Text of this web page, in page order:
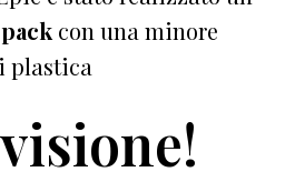
con una minore
plastica